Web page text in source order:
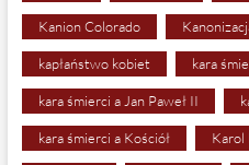
Kanion Colorado
kapłaństwo kobiet kara
kara śmierci a Jan Paweł II
kara śmierci a Kościół Karol